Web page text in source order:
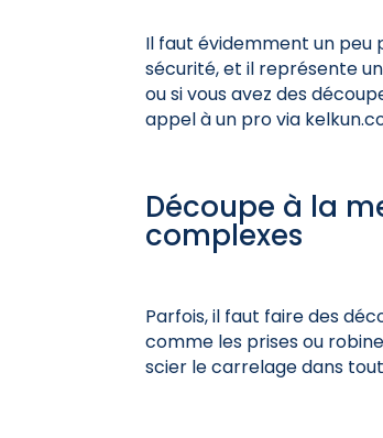
Il faut évidemment un peu
sécurité, et il représente
ou si vous avez des
appel à un pro via
Découpe à la
complexes
Parfois, il faut faire des
comme les prises ou
scier le carrelage dans